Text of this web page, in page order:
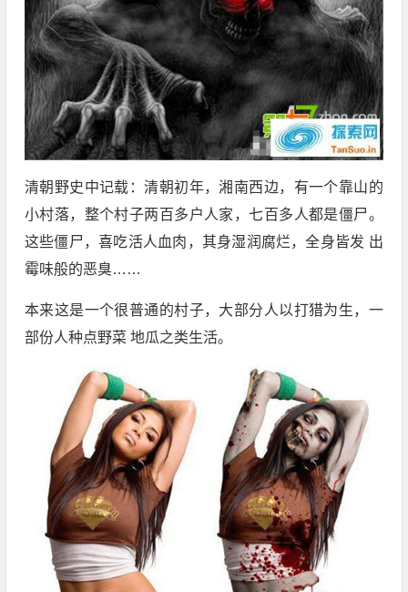
清朝野史中记载：清朝初年，湘南西边，有一个靠山的
小村落，整个村子两百多户人家，七百多人都是僵尸。
这些僵尸，喜吃活人血肉，其身湿润腐烂，全身皆发 出
霉味般的恶臭……
本来这是一个很普通的村子，大部分人以打猎为生，一
部份人种点野菜 地瓜之类生活。